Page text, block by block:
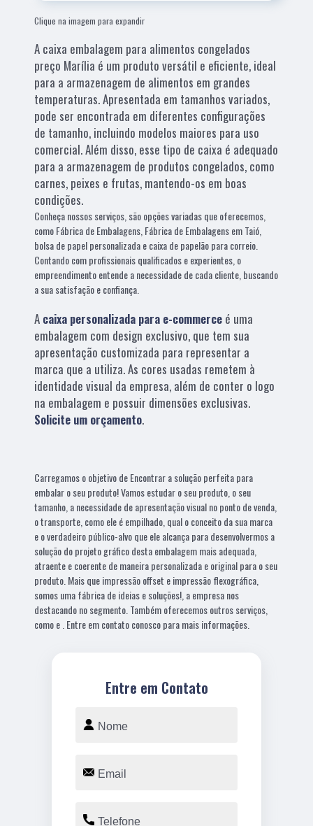
Clique na imagem para expandir
A caixa embalagem para alimentos congelados
preço Marília é um produto versátil e eficiente, ideal
para a armazenagem de alimentos em grandes
temperaturas. Apresentada em tamanhos variados,
pode ser encontrada em diferentes configurações
de tamanho, incluindo modelos maiores para uso
comercial. Além disso, esse tipo de caixa é adequado
para a armazenagem de produtos congelados, como
carnes, peixes e frutas, mantendo-os em boas
condições.
Conheça nossos serviços, são opções variadas que oferecemos,
como Fábrica de Embalagens, Fábrica de Embalagens em Taió,
bolsa de papel personalizada e caixa de papelão para correio.
Contando com profissionais qualificados e experientes, o
empreendimento entende a necessidade de cada cliente, buscando
a sua satisfação e confiança.
A caixa personalizada para e-commerce é uma
embalagem com design exclusivo, que tem sua
apresentação customizada para representar a
marca que a utiliza. As cores usadas remetem à
identidade visual da empresa, além de conter o logo
na embalagem e possuir dimensões exclusivas.
Solicite um orçamento.
Carregamos o objetivo de Encontrar a solução perfeita para
embalar o seu produto! Vamos estudar o seu produto, o seu
tamanho, a necessidade de apresentação visual no ponto de venda,
o transporte, como ele é empilhado, qual o conceito da sua marca
e o verdadeiro público-alvo que ele alcança para desenvolvermos a
solução do projeto gráfico desta embalagem mais adequada,
atraente e coerente de maneira personalizada e original para o seu
produto. Mais que impressão offset e impressão flexográfica,
somos uma fábrica de ideias e soluções!, a empresa nos
destacando no segmento. Também oferecemos outros serviços,
como e . Entre em contato conosco para mais informações.
Entre em Contato